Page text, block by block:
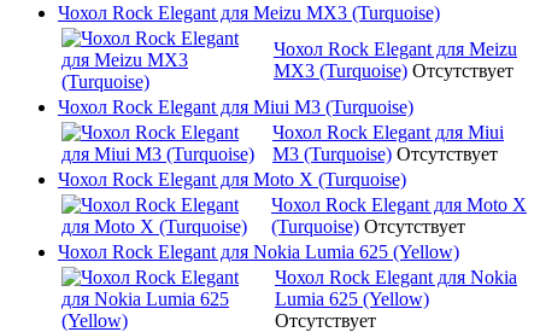
Чохол Rock Elegant для Meizu MX3 (Turquoise)
Чохол Rock Elegant для Meizu
MX3 (Turquoise) Отсутствует
Чохол Rock Elegant для Miui M3 (Turquoise)
Чохол Rock Elegant для Miui
M3 (Turquoise) Отсутствует
Чохол Rock Elegant для Moto X (Turquoise)
Чохол Rock Elegant для Moto X
(Turquoise) Отсутствует
Чохол Rock Elegant для Nokia Lumia 625 (Yellow)
Чохол Rock Elegant для Nokia
Lumia 625 (Yellow)
Отсутствует